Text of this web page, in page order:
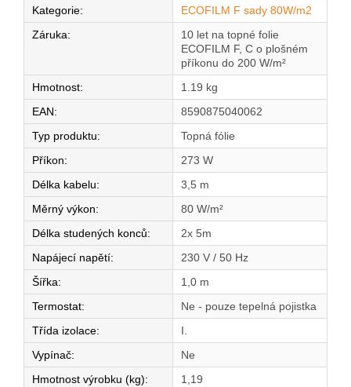
Kategorie:
ECOFILM F sady 80W/m2
Záruka:
10 let na topné folie
ECOFILM F, C o plošném
příkonu do 200 W/m²
Hmotnost:
1.19 kg
EAN:
8590875040062
Typ produktu:
Topná fólie
Příkon:
273 W
Délka kabelu:
3,5 m
Měrný výkon:
80 W/m²
Délka studených konců:
2x 5m
Napájecí napětí:
230 V / 50 Hz
Šířka:
1,0 m
Termostat:
Ne - pouze tepelná pojistka
Třída izolace:
I.
Vypínač:
Ne
Hmotnost výrobku (kg): 1,19